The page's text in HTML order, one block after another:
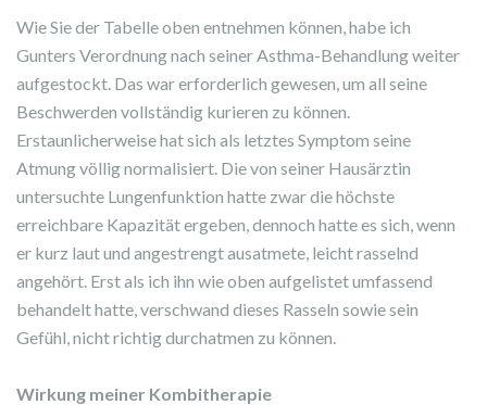
Wie Sie der Tabelle oben entnehmen können, habe ich
Gunters Verordnung nach seiner Asthma-Behandlung weiter
aufgestockt. Das war erforderlich gewesen, um all seine
Beschwerden vollständig kurieren zu können.
Erstaunlicherweise hat sich als letztes Symptom seine
Atmung völlig normalisiert. Die von seiner Hausärztin
untersuchte Lungenfunktion hatte zwar die höchste
erreichbare Kapazität ergeben, dennoch hatte es sich, wenn
er kurz laut und angestrengt ausatmete, leicht rasselnd
angehört. Erst als ich ihn wie oben aufgelistet umfassend
behandelt hatte, verschwand dieses Rasseln sowie sein
Gefühl, nicht richtig durchatmen zu können.
Wirkung meiner Kombitherapie